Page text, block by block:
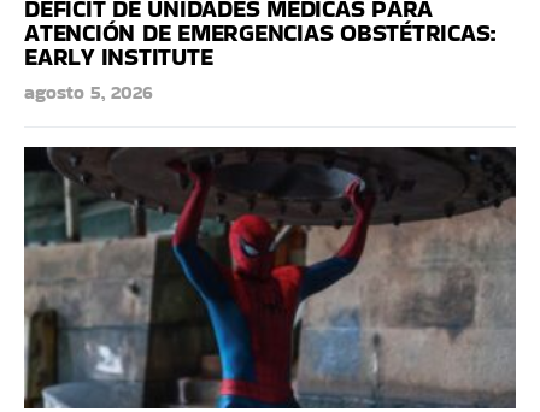
DÉFICIT DE UNIDADES MÉDICAS PARA
ATENCIÓN DE EMERGENCIAS OBSTÉTRICAS:
EARLY INSTITUTE
agosto 5, 2026